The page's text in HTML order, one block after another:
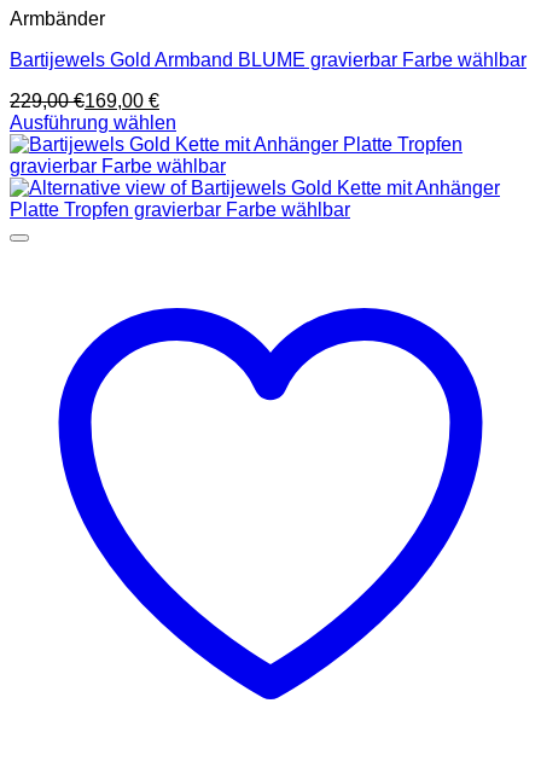
Armbänder
Bartijewels Gold Armband BLUME gravierbar Farbe wählbar
229,00€169,00 €
Ausführung wählen
Dieses
Produkt
weist
mehrere
Varianten
Produktseite
gewählt
werden